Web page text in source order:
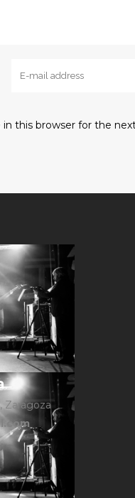
in this browser for the
Zaragoza